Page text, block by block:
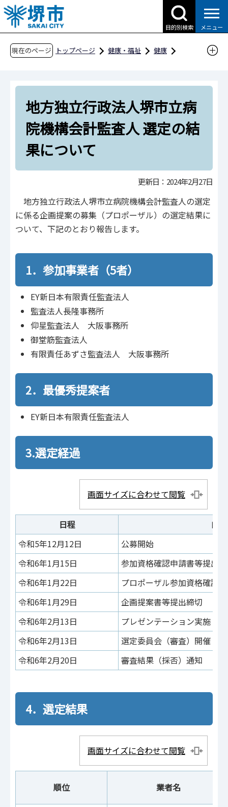
こ
の
ペ
目的別検索 メニュー
現在のページ トップページ 健康・福祉
健康
地方独立行政法人堺市立病院機構
地方独立行政法人堺市立病院機構会計監査人 選
定の結果について
地方独立行政法人堺市立病
院機構会計監査人 選定の結
果について
更新日：2024年2月27日
地方独立行政法人堺市立病院機構会計監査人の選定
に係る企画提案の募集（プロポーザル）の選定結果に
ついて、下記のとおり報告します。
1．参加事業者（5者）
EY新日本有限責任監査法人
監査法人長隆事務所
仰星監査法人 大阪事務所
御堂筋監査法人
有限責任あずさ監査法人 大阪事務所
2．最優秀提案者
EY新日本有限責任監査法人
3.選定経過
画面サイズに合わせて閲覧
日程
内容
令和5年12月12日
公募開始
令和6年1月15日
参加資格確認申請書等提出
令和6年1月22日
プロポーザル参加資格確認
令和6年1月29日
企画提案書等提出締切
令和6年2月13日
プレゼンテーション実施
令和6年2月13日
選定委員会（審査）開催
令和6年2月20日
審査結果（採否）通知
4．選定結果
画面サイズに合わせて閲覧
順位 業者名